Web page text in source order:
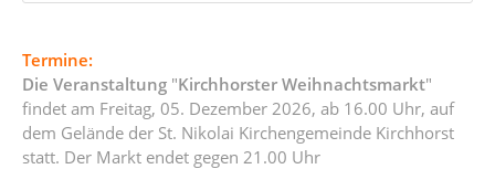
Termine:
Die Veranstaltung "Kirchhorster Weihnachtsmarkt"
findet am Freitag, 05. Dezember 2026, ab 16.00 Uhr, auf
dem Gelände der St. Nikolai Kirchengemeinde Kirchhorst
statt. Der Markt endet gegen 21.00 Uhr